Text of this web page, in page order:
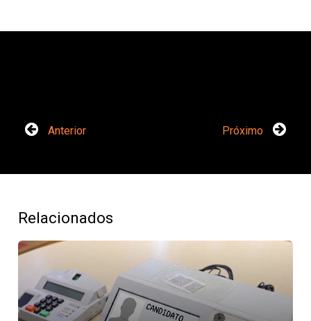
Anterior Próximo
Relacionados